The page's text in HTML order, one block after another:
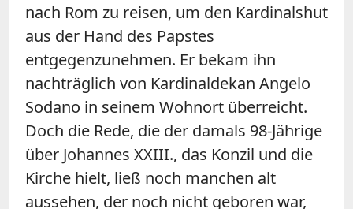
nach Rom zu reisen, um den Kardinalshut
aus der Hand des Papstes
entgegenzunehmen. Er bekam ihn
nachträglich von Kardinaldekan Angelo
Sodano in seinem Wohnort überreicht.
Doch die Rede, die der damals 98-Jährige
über Johannes XXIII., das Konzil und die
Kirche hielt, ließ noch manchen alt
aussehen, der noch nicht geboren war,